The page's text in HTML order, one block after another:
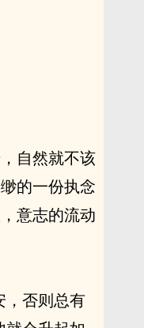
自然就不该
的一份执念
意志的流动
，否则总有